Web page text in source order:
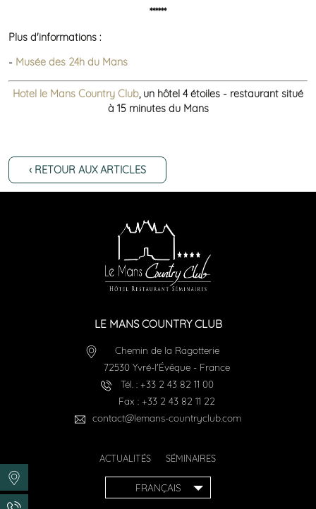
******
Plus d'informations :
- Musée des 24h du Mans
Hotel le Mans Country Club, un hôtel 4 étoiles - restaurant situé
à 15 minutes du Mans
‹ RETOUR AUX ARTICLES
LE MANS COUNTRY CLUB
Chemin de la Ragotterie
72530 Yvré-l'Évêque - France
Tél. : +33 2 43 82 11 00
Fax : +33 2 43 82 11 22
contact@lemans-countryclub.com
ACTUALITÉS SÉMINAIRES
FRANÇAIS